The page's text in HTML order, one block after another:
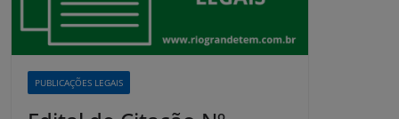
PUBLICAÇÕES LEGAIS